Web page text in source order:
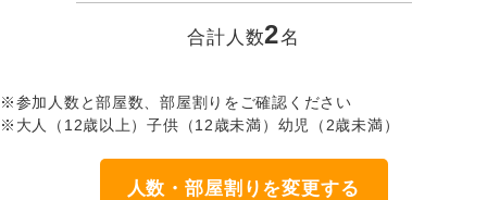
合計人数2名
※参加人数と部屋数、部屋割りをご確認ください
※大人（12歳以上）子供（12歳未満）幼児（2歳未満）
人数・部屋割りを変更する